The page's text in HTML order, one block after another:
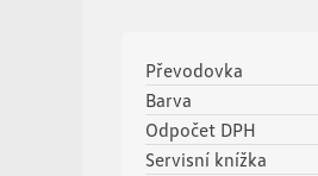
Převodovka
Barva
Odpočet DPH
Servisní knížka